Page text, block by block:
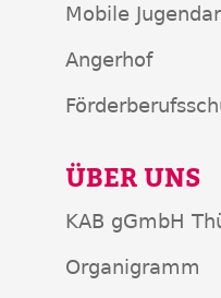
Mobile
Angerhof
ÜBER UNS
KAB gGmbH
Organigramm